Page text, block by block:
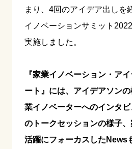
まり、4回のアイデア出しを
イノベーションサミット
実施しました。
『家業イノベーション・ア
ート』には、アイデアソン
業イノベーターへのインタ
のトークセッションの様子
活躍にフォーカスしたNews